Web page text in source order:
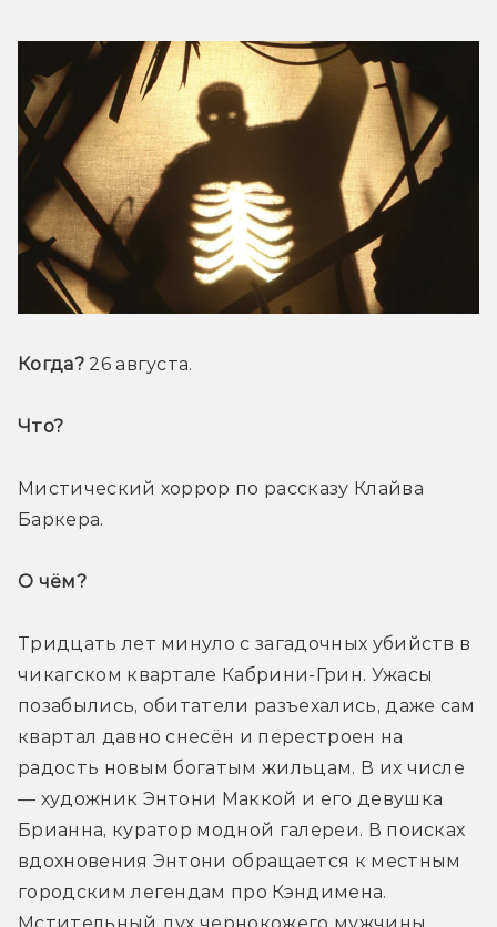
Когда? 26 августа.
Что?
Мистический хоррор по рассказу Клайва
Баркера.
О чём?
Тридцать лет минуло с загадочных убийств в
чикагском квартале Кабрини-Грин. Ужасы
позабылись, обитатели разъехались, даже сам
квартал давно снесён и перестроен на
радость новым богатым жильцам. В их числе
— художник Энтони Маккой и его девушка
Брианна, куратор модной галереи. В поисках
вдохновения Энтони обращается к местным
городским легендам про Кэндимена.